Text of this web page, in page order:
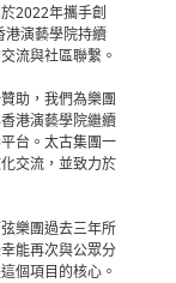
2022年攜手創
港演藝學院持續
流與社區聯繫。
助，我們為樂團
港演藝學院繼續
台。太古集團一
交流，並致力於
樂團過去三年所
能再次與公眾分
個項目的核心。